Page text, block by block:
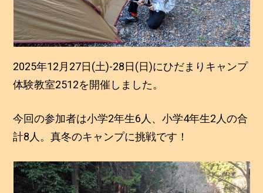
2025年12月27日(土)-28日(日)にひだまりキャンプ
体験教室2512を開催しました。
今回の参加者は小学2年生6人、小学4年生2人の合
計8人。真冬のキャンプに挑戦です！